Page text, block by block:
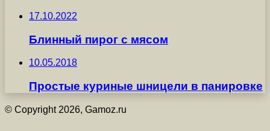
17.10.2022
Блинный пирог с мясом
10.05.2018
Простые куриные шницели в панировке
© Copyright 2026, Gamoz.ru